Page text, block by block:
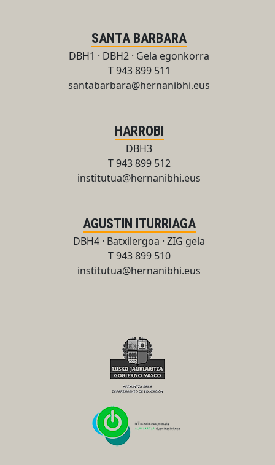
SANTA BARBARA
DBH1 · DBH2 · Gela egonkorra
T 943 899 511
santabarbara@hernanibhi.eus
HARROBI
DBH3
T 943 899 512
institutua@hernanibhi.eus
AGUSTIN ITURRIAGA
DBH4 · Batxilergoa · ZIG gela
T 943 899 510
institutua@hernanibhi.eus